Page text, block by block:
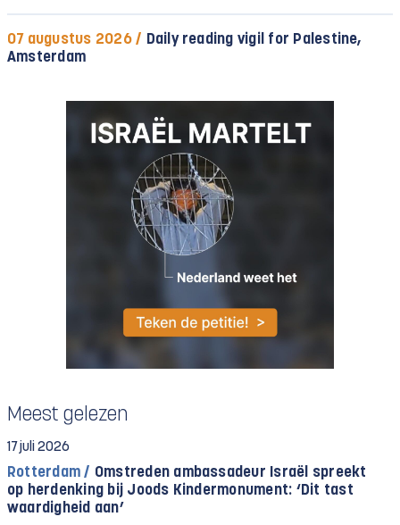
07 augustus 2026 / Daily reading vigil for Palestine,
Amsterdam
Meest gelezen
17 juli 2026
Rotterdam / Omstreden ambassadeur Israël spreekt
op herdenking bij Joods Kindermonument: ‘Dit tast
waardigheid aan’